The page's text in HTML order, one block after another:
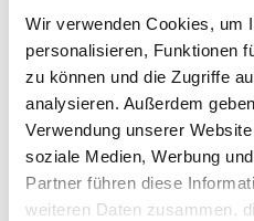
Wir verwenden Cookies, um
personalisieren, Funktionen
zu können und die Zugriffe
analysieren. Außerdem
Verwendung unserer
soziale Medien, Werbung
Partner führen diese
weiteren Daten zusammen,